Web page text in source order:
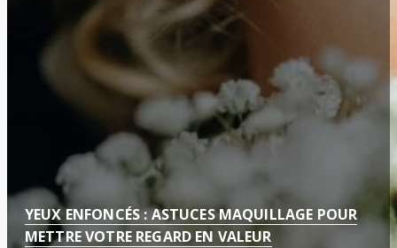
YEUX ENFONCÉS : ASTUCES MAQUILLAGE POUR
METTRE VOTRE REGARD EN VALEUR